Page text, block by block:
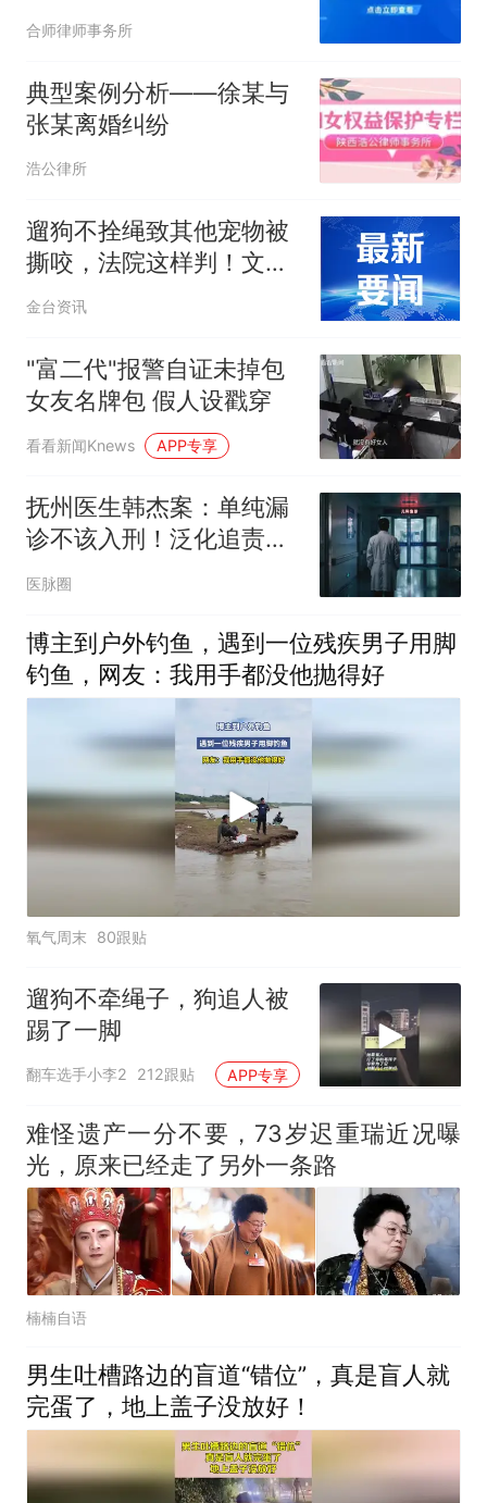
赔偿申请全攻略》
合师律师事务所
典型案例分析——徐某与
张某离婚纠纷
浩公律所
遛狗不拴绳致其他宠物被
撕咬，法院这样判！文明
养犬必看
金台资讯
"富二代"报警自证未掉包
女友名牌包 假人设戳穿
看看新闻Knews APP专享
抚州医生韩杰案：单纯漏
诊不该入刑！泛化追责的
负面影响或将载入史册
医脉圈
博主到户外钓鱼，遇到一位残疾男子用脚
钓鱼，网友：我用手都没他抛得好
氧气周末 80跟贴
遛狗不牵绳子，狗追人被
踢了一脚
翻车选手小李2 212跟贴 APP专享
难怪遗产一分不要，73岁迟重瑞近况曝
光，原来已经走了另外一条路
楠楠自语
男生吐槽路边的盲道“错位”，真是盲人就
完蛋了，地上盖子没放好！